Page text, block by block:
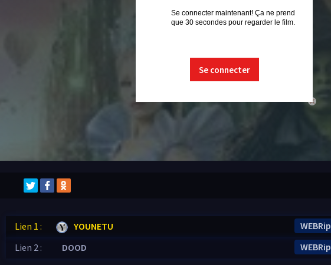
close
Se connecter maintenant! Ça ne prend
que 30 secondes pour regarder le film.
Se connecter
Lien 1 : YOUNETU
WEBRip
Lien 2 :
DOOD WEBRip